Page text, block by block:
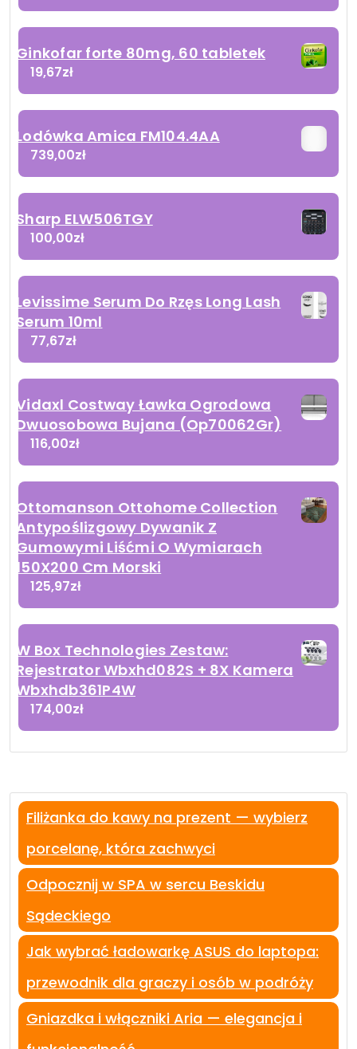
Ginkofar forte 80mg, 60 tabletek
19,67zł
Lodówka Amica FM104.4AA
739,00zł
Sharp ELW506TGY
100,00zł
Levissime Serum Do Rzęs Long Lash
Serum 10ml
77,67zł
Vidaxl Costway Ławka Ogrodowa
Dwuosobowa Bujana (Op70062Gr)
116,00zł
Ottomanson Ottohome Collection
Antypoślizgowy Dywanik Z
Gumowymi Liśćmi O Wymiarach
150X200 Cm Morski
125,97zł
W Box Technologies Zestaw:
Rejestrator Wbxhd082S + 8X Kamera
Wbxhdb361P4W
174,00zł
Filiżanka do kawy na prezent — wybierz
porcelanę, która zachwyci
Odpocznij w SPA w sercu Beskidu
Sądeckiego
Jak wybrać ładowarkę ASUS do laptopa:
przewodnik dla graczy i osób w podróży
Gniazdka i włączniki Aria — elegancja i